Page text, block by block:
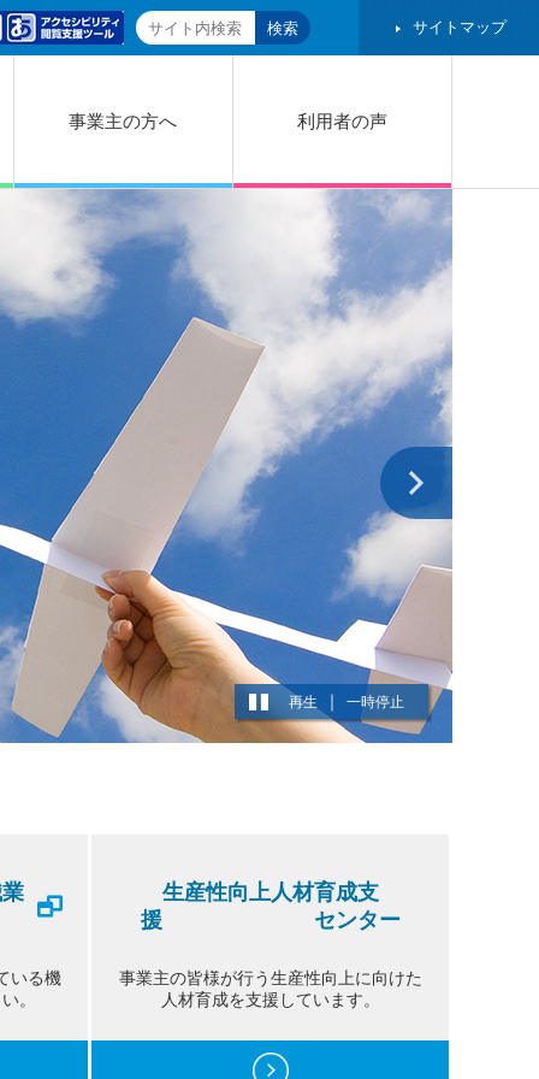
サイトマップ
事業主の方へ 利用者の声
再生 一時停止
いる機
。
生産性向上人材育成支
援 センター
事業主の皆様が行う生産性向上に向けた
人材育成を支援しています。